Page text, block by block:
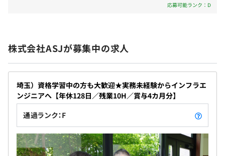
応募可能ランク：D
株式会社ASJが募集中の求人
埼玉）資格学習中の方も大歓迎★実務未経験からインフラエ
ンジニアへ【年休128日／残業10H／賞与4カ月分】
通過ランク：F